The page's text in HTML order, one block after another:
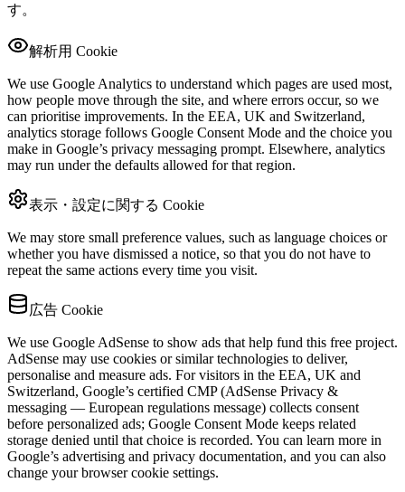
す。
解析用 Cookie
We use Google Analytics to understand which pages are used most,
how people move through the site, and where errors occur, so we
can prioritise improvements. In the EEA, UK and Switzerland,
analytics storage follows Google Consent Mode and the choice you
make in Google’s privacy messaging prompt. Elsewhere, analytics
may run under the defaults allowed for that region.
表示・設定に関する Cookie
We may store small preference values, such as language choices or
whether you have dismissed a notice, so that you do not have to
repeat the same actions every time you visit.
広告 Cookie
We use Google AdSense to show ads that help fund this free project.
AdSense may use cookies or similar technologies to deliver,
personalise and measure ads. For visitors in the EEA, UK and
Switzerland, Google’s certified CMP (AdSense Privacy &
messaging — European regulations message) collects consent
before personalized ads; Google Consent Mode keeps related
storage denied until that choice is recorded. You can learn more in
Google’s advertising and privacy documentation, and you can also
change your browser cookie settings.